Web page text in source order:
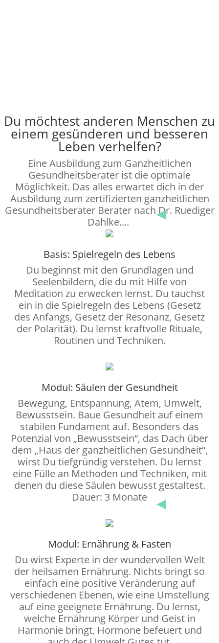
Du möchtest anderen Menschen zu
einem gesünderen und besseren
Leben verhelfen?
Eine Ausbildung zum Ganzheitlichen
Gesundheitsberater ist die optimale
Möglichkeit. Das alles erwartet dich in der
Ausbildung zum zertifizierten ganzheitlichen
Gesundheitsberater Berater nach Dr. Ruediger
Dahlke....
Basis: Spielregeln des Lebens
Du beginnst mit den Grundlagen und
Seelenbildern, die du mit Hilfe von
Meditation zu erwecken lernst. Du tauchst
ein in die Spielregeln des Lebens (Gesetz
des Anfangs, Gesetz der Resonanz, Gesetz
der Polarität). Du lernst kraftvolle Rituale,
Routinen und Techniken.
Modul: Säulen der Gesundheit
Bewegung, Entspannung, Atem, Umwelt,
Bewusstsein. Baue Gesundheit auf einem
stabilen Fundament auf. Besonders das
Potenzial von „Bewusstsein“, das Dach über
dem „Haus der ganzheitlichen Gesundheit“,
wirst Du tiefgründig verstehen. Du lernst
eine Fülle an Methoden und Techniken, mit
denen du diese Säulen bewusst gestaltest.
Dauer: 3 Monate
Modul: Ernährung & Fasten
Du wirst Experte in der wundervollen Welt
der heilsamen Ernährung. Nichts bringt so
einfach eine positive Veränderung auf
verschiedenen Ebenen, wie eine Umstellung
auf eine geeignete Ernährung. Du lernst,
welche Ernährung Körper und Geist in
Harmonie bringt, Hormone befeuert und